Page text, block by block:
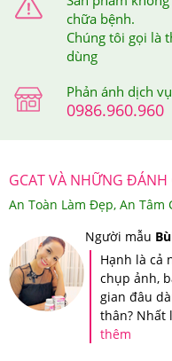
5.Viên giảm cân
Nhiêu, Nên Mua Ở
Tại hệ thống Giảm Cân
Giảm Cân An Toàn là
hỗ trợ chức năng giảm
chính hãng, có nguồn
xem là địa chỉ đáng tin
chăm sóc sức khỏe lý
Mua Viên giảm cân
chữa bệnh.
Chúng tôi gọi là
dùng
Phản ánh dịch
0986.960.960
GCAT VÀ NHỮNG ĐÁNH
An Toàn Làm Đẹp, An Tâm
Người mẫu
Hạnh là cả
chụp ảnh,
gian đâu
thân? Nhất
thêm